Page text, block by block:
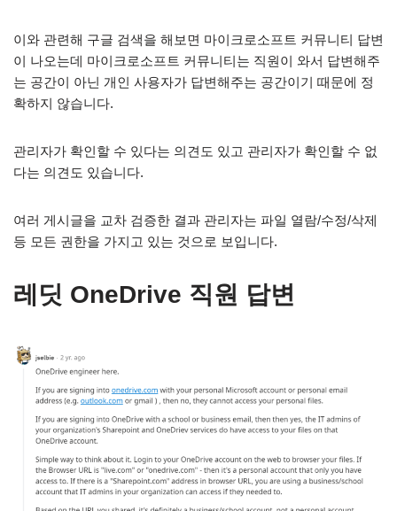
이와 관련해 구글 검색을 해보면 마이크로소프트 커뮤니티 답변
이 나오는데 마이크로소프트 커뮤니티는 직원이 와서 답변해주
는 공간이 아닌 개인 사용자가 답변해주는 공간이기 때문에 정
확하지 않습니다.
관리자가 확인할 수 있다는 의견도 있고 관리자가 확인할 수 없
다는 의견도 있습니다.
여러 게시글을 교차 검증한 결과 관리자는 파일 열람/수정/삭제
등 모든 권한을 가지고 있는 것으로 보입니다.
레딧 OneDrive 직원 답변